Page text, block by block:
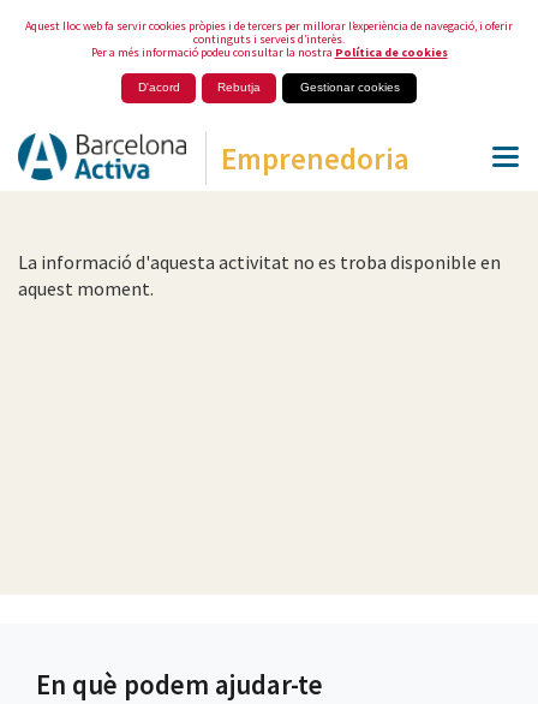
Aquest lloc web fa servir cookies pròpies i de tercers per millorar l’experiència de navegació, i oferir
continguts i serveis d’interès.
Per a més informació podeu consultar la nostra Política de cookies
D'acord Rebutja Gestionar cookies
Emprenedoria
La informació d'aquesta activitat no es troba disponible en
aquest moment.
En què podem ajudar-te